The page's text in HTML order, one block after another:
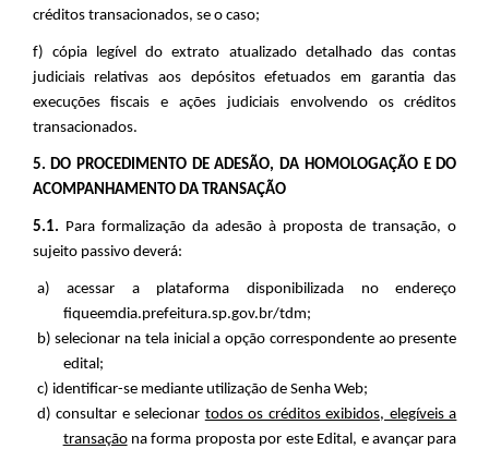
créditos transacionados, se o caso;
f) cópia legível do extrato atualizado detalhado das contas
judiciais relativas aos depósitos efetuados em garantia das
execuções fiscais e ações judiciais envolvendo os créditos
transacionados.
5. DO PROCEDIMENTO DE ADESÃO, DA HOMOLOGAÇÃO E DO
ACOMPANHAMENTO DA TRANSAÇÃO
5.1. Para formalização da adesão à proposta de transação, o
sujeito passivo deverá:
a) acessar a plataforma disponibilizada no endereço
fiqueemdia.prefeitura.sp.gov.br/tdm;
b) selecionar na tela inicial a opção correspondente ao presente
edital;
c) identificar-se mediante utilização de Senha Web;
d) consultar e selecionar todos os créditos exibidos, elegíveis a
transaçãona forma proposta por este Edital, e avançar para